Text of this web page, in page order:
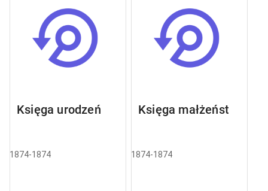
Księga urodzeń
1874-1874
Księga małżeństw
1874-1874